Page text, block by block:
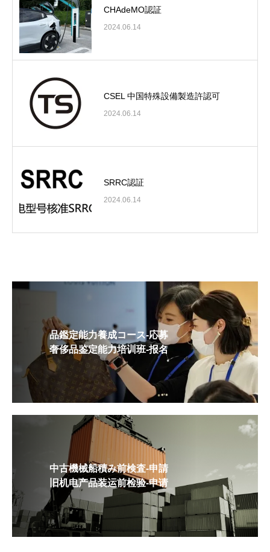
CHAdeMO認証
2024.06.14
CSEL 中国特殊設備製造許認可
2024.06.14
SRRC認証
2024.06.14
品鑑定能力養成コース-応募
奢侈品鉴定能力培训班-报名
中古機械船積み前検査-申請
旧机电产品装运前检验-申请